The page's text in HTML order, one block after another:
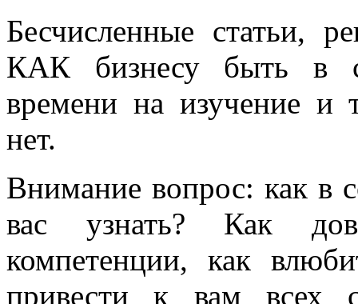
Бесчисленные статьи,
КАК бизнесу быть в
времени на изучение и
нет.
Внимание вопрос: как в
вас узнать? Как
компетенции, как
привести к вам всех